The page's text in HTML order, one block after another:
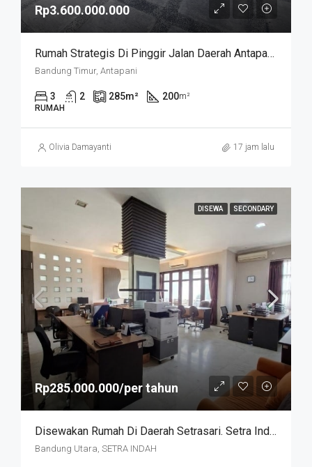
Rp3.600.000.000
Rumah Strategis Di Pinggir Jalan Daerah Antapani . Cocok Untuk Usaha. SUKANEGARA
Bandung Timur, Antapani
3 2 285m² 200m²
RUMAH
Olivia Damayanti 17 jam lalu
DISEWA SECONDARY
Rp285.000.000/per tahun
Disewakan Rumah Di Daerah Setrasari. Setra Indah
Bandung Utara, SETRA INDAH